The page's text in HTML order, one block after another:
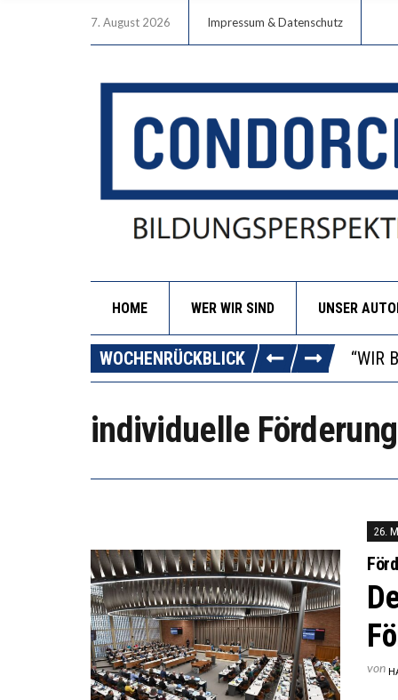
7. August 2026 Impressum & Datenschutz
HOME WER WIR SIND UNSER
WOCHENRÜCKBLICK
ICH
“WIR
DIE
ICH
individuelle Förderung
26.
von